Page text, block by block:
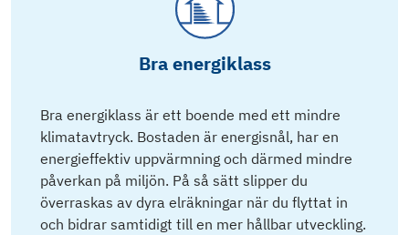
Bra energiklass
Bra energiklass är ett boende med ett mindre
klimatavtryck. Bostaden är energisnål, har en
energieffektiv uppvärmning och därmed mindre
påverkan på miljön. På så sätt slipper du
överraskas av dyra elräkningar när du flyttat in
och bidrar samtidigt till en mer hållbar utveckling.